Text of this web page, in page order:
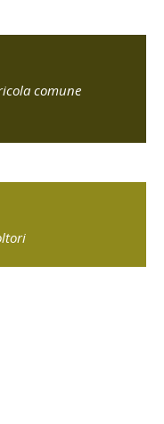
comune